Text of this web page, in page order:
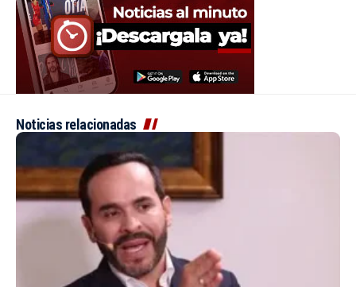
Noticias relacionadas